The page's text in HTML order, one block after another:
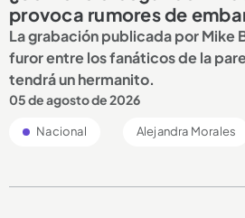
provoca rumores de
La grabación publicada por Mike
furor entre los fanáticos de la
tendrá un hermanito.
05 de agosto de 2026
Nacional Alejandra Morales